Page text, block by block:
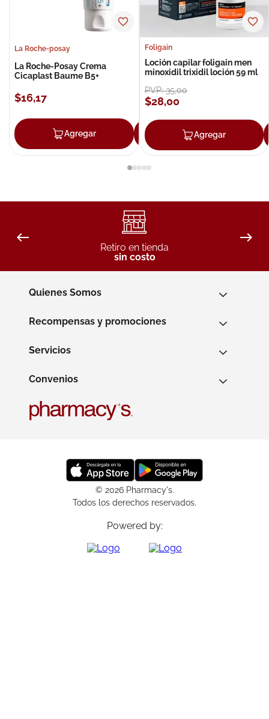
La Roche-posay
La Roche-Posay Crema
Cicaplast Baume B5+
$16,17
Agregar Agregar
Foligain
Loción capilar foligain men
minoxidil trixidil loción 59 ml
PVP:35,00
$28,00
Agregar
Retiro en tienda
sin costo
Quienes Somos
Recompensas y promociones
Servicios
Convenios
© 2026 Pharmacy's.
Todos los derechos reservados.
Powered by: